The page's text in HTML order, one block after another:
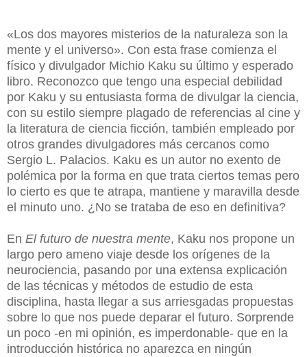
«Los dos mayores misterios de la naturaleza son la
mente y el universo». Con esta frase comienza el
físico y divulgador Michio Kaku su último y esperado
libro. Reconozco que tengo una especial debilidad
por Kaku y su entusiasta forma de divulgar la ciencia,
con su estilo siempre plagado de referencias al cine y
la literatura de ciencia ficción, también empleado por
otros grandes divulgadores más cercanos como
Sergio L. Palacios. Kaku es un autor no exento de
polémica por la forma en que trata ciertos temas pero
lo cierto es que te atrapa, mantiene y maravilla desde
el minuto uno. ¿No se trataba de eso en definitiva?
En El futuro de nuestra mente, Kaku nos propone un
largo pero ameno viaje desde los orígenes de la
neurociencia, pasando por una extensa explicación
de las técnicas y métodos de estudio de esta
disciplina, hasta llegar a sus arriesgadas propuestas
sobre lo que nos puede deparar el futuro. Sorprende
un poco -en mi opinión, es imperdonable- que en la
introducción histórica no aparezca en ningún